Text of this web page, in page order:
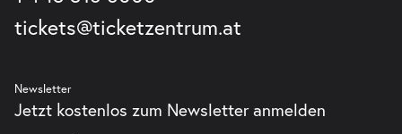
tickets@ticketzentrum.at
Newsletter
Jetzt kostenlos zum Newsletter anmelden